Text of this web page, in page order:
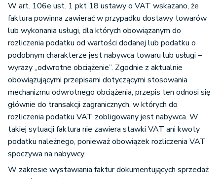
W art. 106e ust. 1 pkt 18 ustawy o VAT wskazano, że
faktura powinna zawierać w przypadku dostawy towarów
lub wykonania usługi, dla których obowiązanym do
rozliczenia podatku od wartości dodanej lub podatku o
podobnym charakterze jest nabywca towaru lub usługi –
wyrazy „odwrotne obciążenie”. Zgodnie z aktualnie
obowiązującymi przepisami dotyczącymi stosowania
mechanizmu odwrotnego obciążenia, przepis ten odnosi się
głównie do transakcji zagranicznych, w których do
rozliczenia podatku VAT zobligowany jest nabywca. W
takiej sytuacji faktura nie zawiera stawki VAT ani kwoty
podatku należnego, ponieważ obowiązek rozliczenia VAT
spoczywa na nabywcy.
W zakresie wystawiania faktur dokumentujących sprzedaż